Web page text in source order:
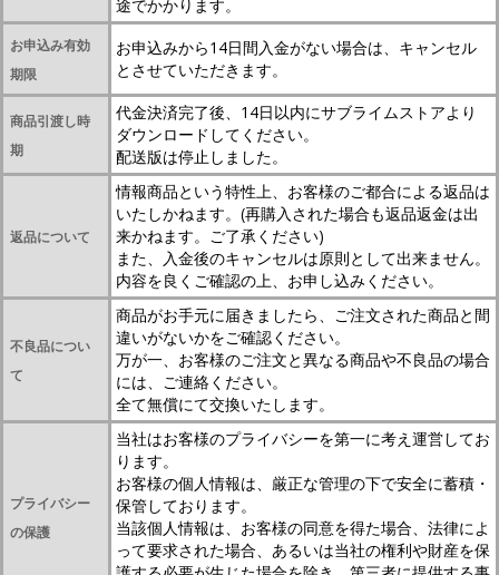
途でかかります。
お申込み有効
期限
お申込みから14日間入金がない場合は、キャンセル
とさせていただきます。
商品引渡し時
期
代金決済完了後、14日以内にサブライムストアより
ダウンロードしてください。
配送版は停止しました。
返品について
情報商品という特性上、お客様のご都合による返品は
いたしかねます。(再購入された場合も返品返金は出
来かねます。ご了承ください)
また、入金後のキャンセルは原則として出来ません。
内容を良くご確認の上、お申し込みください。
不良品につい
て
商品がお手元に届きましたら、ご注文された商品と間
違いがないかをご確認ください。
万が一、お客様のご注文と異なる商品や不良品の場合
には、ご連絡ください。
全て無償にて交換いたします。
プライバシー
の保護
当社はお客様のプライバシーを第一に考え運営してお
ります。
お客様の個人情報は、厳正な管理の下で安全に蓄積・
保管しております。
当該個人情報は、お客様の同意を得た場合、法律によ
って要求された場合、あるいは当社の権利や財産を保